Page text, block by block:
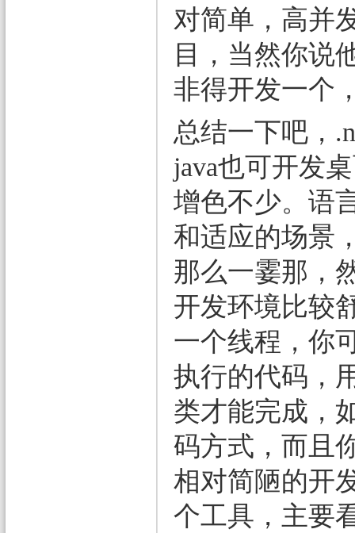
对简单，高并
目，当然你说
非得开发一个
总结一下吧，
java也可开发
增色不少。语
和适应的场景
那么一霎那，
开发环境比较
一个线程，你
执行的代码，
类才能完成，
码方式，而且
相对简陋的开
个工具，主要